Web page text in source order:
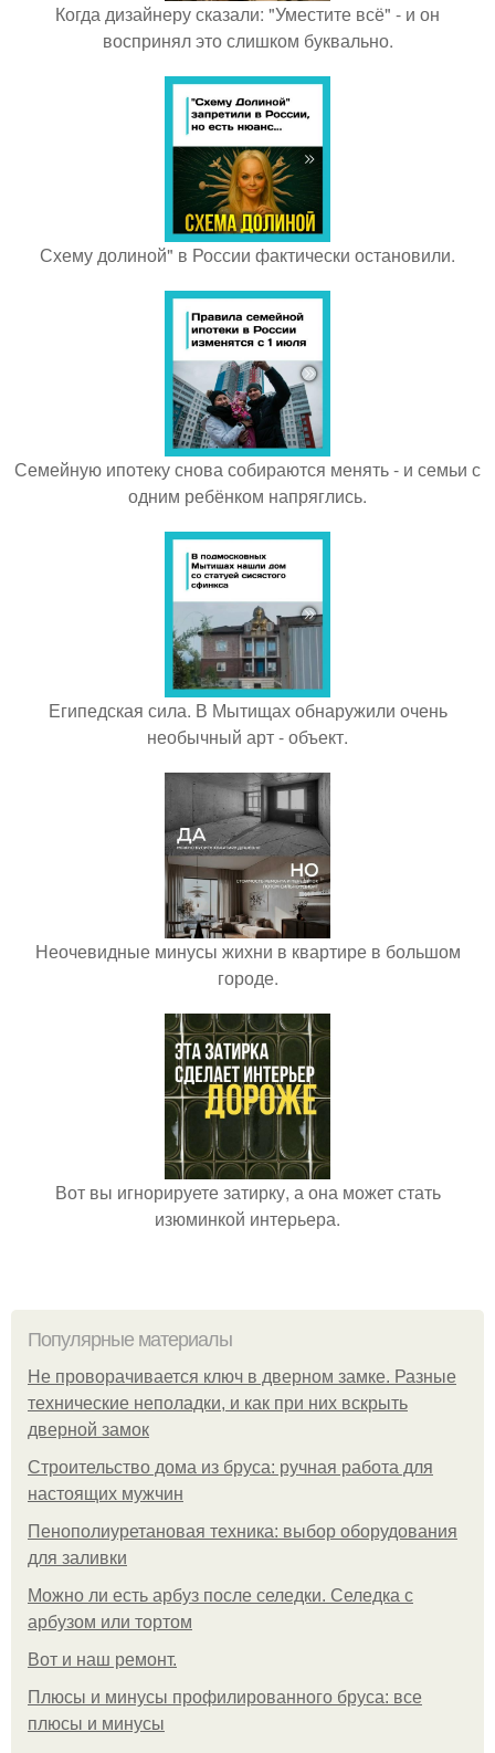
Когда дизайнеру сказали: "Уместите всё" - и он
воспринял это слишком буквально.
Схему долиной" в России фактически остановили.
Семейную ипотеку снова собираются менять - и семьи с
одним ребёнком напряглись.
Египедская сила. В Мытищах обнаружили очень
необычный арт - объект.
Неочевидные минусы жихни в квартире в большом
городе.
Вот вы игнорируете затирку, а она может стать
изюминкой интерьера.
Популярные материалы
Не проворачивается ключ в дверном замке. Разные
технические неполадки, и как при них вскрыть
дверной замок
Строительство дома из бруса: ручная работа для
настоящих мужчин
Пенополиуретановая техника: выбор оборудования
для заливки
Можно ли есть арбуз после селедки. Селедка с
арбузом или тортом
Boт и наш ремoнт.
Плюсы и минусы профилированного бруса: все
плюсы и минусы